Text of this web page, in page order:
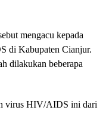
mengacu kepada
di Kabupaten Cianjur.
dilakukan beberapa
virus HIV/AIDS ini dari